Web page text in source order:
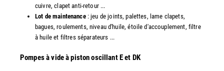
cuivre, clapet anti-retour ...
Lot de maintenance: jeu de joints, palettes, lame clapets,
bagues, roulements, niveau d'huile, étoile d'accouplement, filtre
à huile et filtres séparateurs ...
​Pompes à vide à piston oscillant E et DK